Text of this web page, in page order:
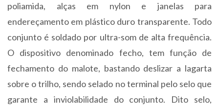
poliamida, alças em nylon e janelas para
endereçamento em plástico duro transparente. Todo
conjunto é soldado por ultra-som de alta frequência.
O dispositivo denominado fecho, tem função de
fechamento do malote, bastando deslizar a lagarta
sobre o trilho, sendo selado no terminal pelo selo que
garante a inviolabilidade do conjunto. Dito selo,